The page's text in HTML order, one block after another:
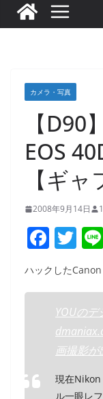
カメラ・写真
【
EOS
【ギャ
2008年9月14日
F
a
c
e
b
o
o
k
T
w
itt
er
ハックしたCanon
YOUの
画撮影が
現在Nikon
ル一眼レ